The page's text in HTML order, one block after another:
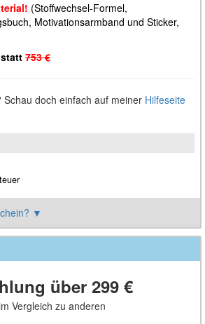
! (Stoffwechsel-Formel,
Motivationsarmband und Sticker,
753 €
doch einfach auf meiner Hilfeseite
▼
über 299 €
Vergleich zu anderen